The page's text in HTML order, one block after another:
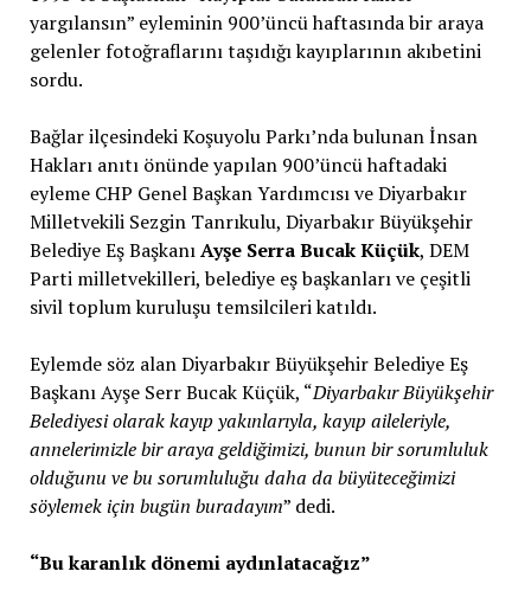
yargılansın” eyleminin 900’üncü haftasında bir araya
gelenler fotoğraflarını taşıdığı kayıplarının akıbetini
sordu.
Bağlar ilçesindeki Koşuyolu Parkı’nda bulunan İnsan
Hakları anıtı önünde yapılan 900’üncü haftadaki
eyleme CHP Genel Başkan Yardımcısı ve Diyarbakır
Milletvekili Sezgin Tanrıkulu, Diyarbakır Büyükşehir
Belediye Eş BaşkanıAyşe Serra Bucak Küçük, DEM
Parti milletvekilleri, belediye eş başkanları ve çeşitli
sivil toplum kuruluşu temsilcileri katıldı.
Eylemde söz alan Diyarbakır Büyükşehir Belediye Eş
Başkanı Ayşe Serr Bucak Küçük, “Diyarbakır Büyükşehir
Belediyesi olarak kayıp yakınlarıyla, kayıp aileleriyle,
annelerimizle bir araya geldiğimizi, bunun bir sorumluluk
olduğunu ve bu sorumluluğu daha da büyüteceğimizi
söylemek için bugün buradayım” dedi.
“Bu karanlık dönemi aydınlatacağız”